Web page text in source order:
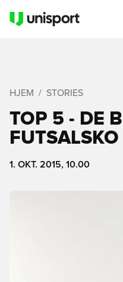
HJEM STORIES
TOP 5 - DE
FUTSALSKO
1. OKT. 2015, 10.00